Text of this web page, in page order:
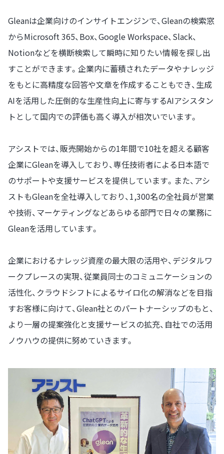
Gleanは企業向けのインサイトエンジンで、Gleanの検索窓
からMicrosoft 365、Box、Google Workspace、Slack、
Notionなどを横断検索して瞬時に知りたい情報を探し出
すことができます。企業内に蓄積されたデータやナレッジ
をもとに高精度な回答や文章を作成することもでき、生成
AIを活用した圧倒的な生産性向上に寄与するAIアシスタン
トとして国内での評価も高く導入が相次いでいます。
アシストでは、販売開始からの1年間で10社を超える顧客
企業にGleanを導入しており、専任技術者による日本語で
のサポートや支援サービスを提供しています。また、アシ
ストもGleanを全社導入しており、1,300名の全社員が営業
や技術、マーケティングなどあらゆる部門で日々の業務に
Gleanを活用しています。
企業におけるナレッジ資産の最大限の活用や、デジタルワ
ークプレースの実現、従業員同士のコミュニケーションの
活性化、クラウドシフトによるサイロ化の解消などを目指
すお客様に向けて、Glean社とのパートナーシップのもと、
より一層の提案強化と支援サービスの拡充、自社での活用
ノウハウの提供に努めていきます。